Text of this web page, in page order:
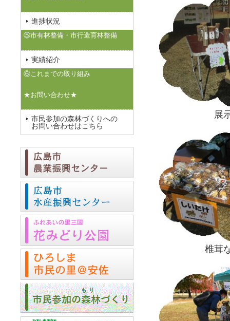
展
椎茸
進捗状況
⑤市有林整備・市行造育林整備
実績紹介
⑥これまでの取り組み
★お問い合わせ★
市民参加の森林づくりへの
お問い合わせはこちら